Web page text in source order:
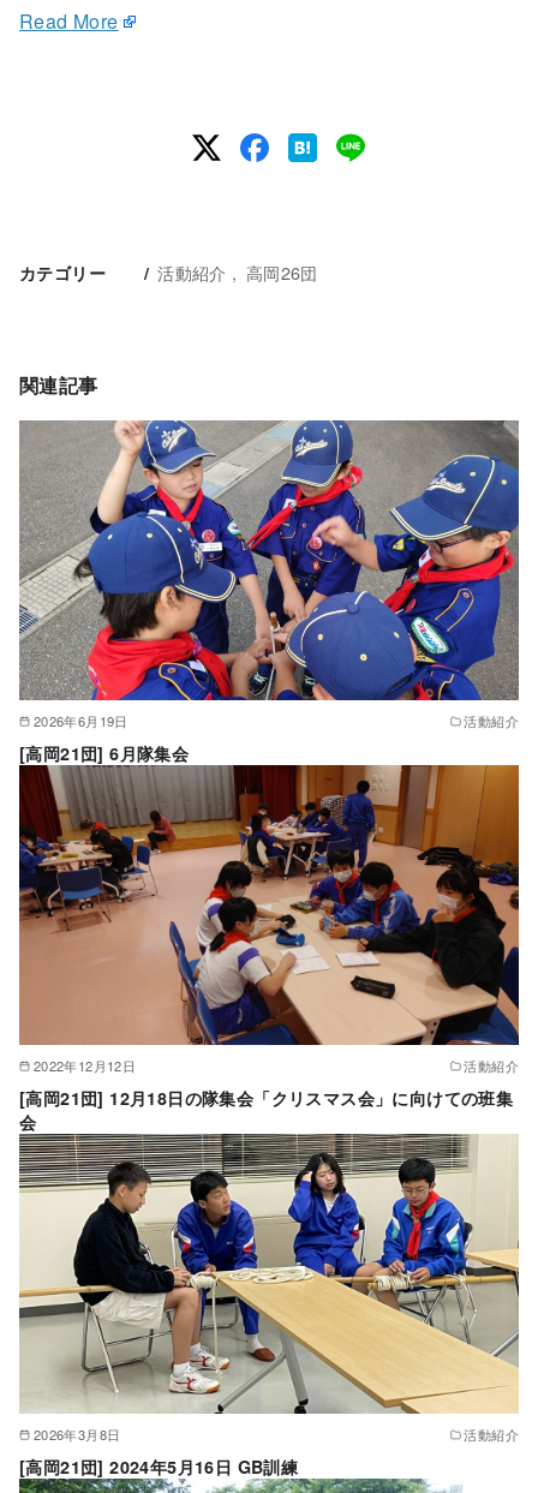
Read More
カテゴリー 活動紹介 高岡26団
関連記事
2026年6月19日 活動紹介
[高岡21団] 6月隊集会
2022年12月12日 活動紹介
[高岡21団] 12月18日の隊集会「クリスマス会」に向けての班集
会
2026年3月8日 活動紹介
[高岡21団] 2024年5月16日 GB訓練